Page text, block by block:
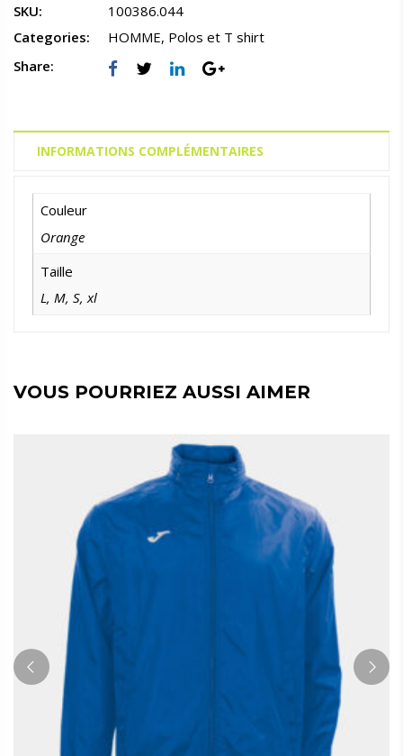
SKU:
100386.044
Categories:
HOMME, Polos et T shirt
Share:
INFORMATIONS COMPLÉMENTAIRES
Couleur
Orange
Taille
L, M, S,xl